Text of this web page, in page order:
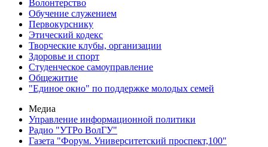
Волонтерство
Обучение служением
Первокурснику
Этический кодекс
Творческие клубы, организации
Здоровье и спорт
Студенческое самоуправление
Общежитие
"Единое окно" по поддержке молодых семей
Медиа
Управление информационной политики
Радио "УТРо ВолГУ"
Газета "Форум. Университетский проспект,100"